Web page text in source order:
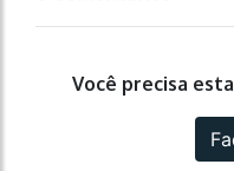
Você precisa